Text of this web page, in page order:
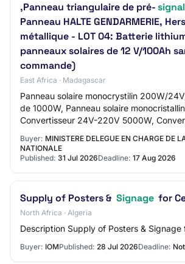
,Panneau triangulaire de pré-
Panneau HALTE GENDARMERIE,
métallique - LOT 04: Batterie
panneaux solaires de 12 V/100Ah
commande)
East Africa · Madagascar
Panneau solaire monocrystilin 200W/
de 1000W, Panneau solaire
Convertisseur 24V-220V 5000W,
Buyer: MINISTERE DELEGUE EN CHARGE DE
NATIONALE
Published: 31 Jul 2026Deadline: 17 Aug 2026
Supply of Posters & Signage for
North Africa · Algeria
Description Supply of Posters & Signage
Buyer: IOMPublished: 28 Jul 2026Deadline: